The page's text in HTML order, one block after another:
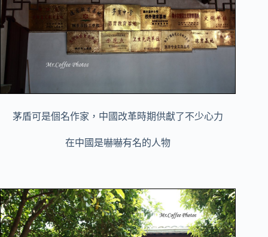
茅盾可是個名作家， 中國改革時期供獻了不少心力
在中國是嚇嚇有名的人物